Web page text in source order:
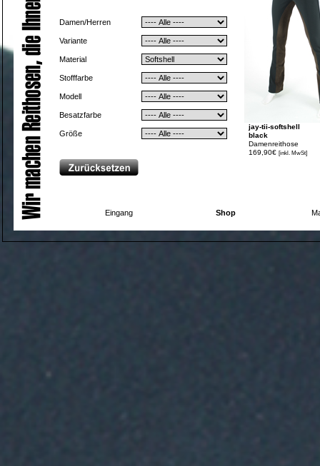
Damen/Herren
Variante
Material
Stofffarbe
Modell
Besatzfarbe
Größe
jay-tii-softshell
black
Damenreithose
169,90€ [inkl. MwSt]
Eingang Shop